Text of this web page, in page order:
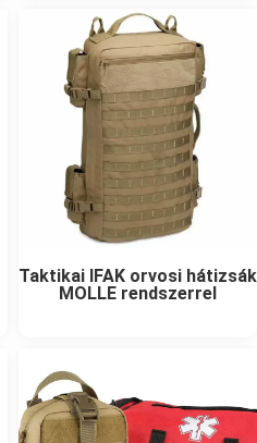
Taktikai IFAK orvosi hátizsák
MOLLE rendszerrel